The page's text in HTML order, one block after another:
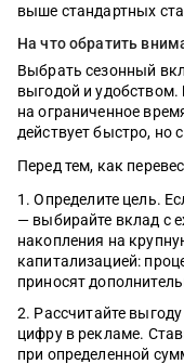
выше стандартных
На что обратить
Выбрать сезонный
выгодой и
на ограниченное
действует быстро, но
Перед тем, как
Определите цель.
— выбирайте вклад с
накопления на
капитализацией:
приносят
Рассчитайте
цифру в рекламе.
при определенной